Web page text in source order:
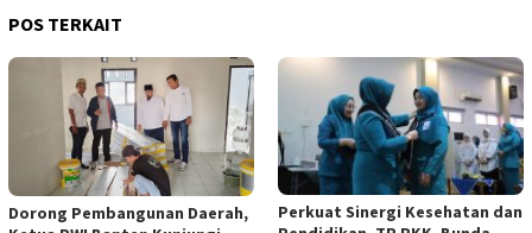
POS TERKAIT
Dorong Pembangunan Daerah,
Perkuat Sinergi Kesehatan dan